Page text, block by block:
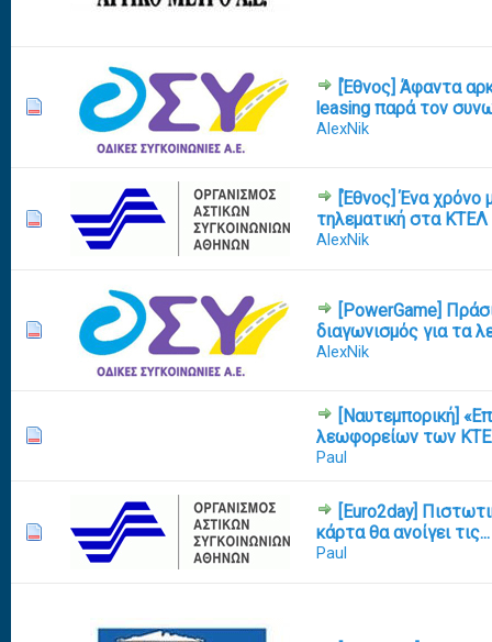
[Έθνος] Άφαντα
leasing παρά τον
AlexNik
0 Vote(s) - 0 out of 5 in Average
1234
[Έθνος] Ένα χρόνο
τηλεματική στα ΚΤΕΛ
AlexNik
0 Vote(s) - 0 out of 5 in Average
12345
[PowerGame]
διαγωνισμός για τα
AlexNik
0 Vote(s) - 0 out of 5 in Average
1234
[Ναυτεμπορική]
λεωφορείων των
Paul
0 Vote(s) - 0 out of 5 in Average
[Euro2day]
κάρτα θα ανοίγει
Paul
0 Vote(s) - 0 out of 5 in Average
12345